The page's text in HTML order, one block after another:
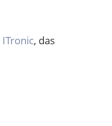
ITronic, das